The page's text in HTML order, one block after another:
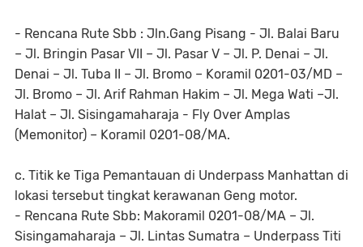
- Rencana Rute Sbb : Jln.Gang Pisang - Jl. Balai Baru
– Jl. Bringin Pasar VII – Jl. Pasar V – Jl. P. Denai – Jl.
Denai – Jl. Tuba II – Jl. Bromo – Koramil 0201-03/MD –
Jl. Bromo – Jl. Arif Rahman Hakim – Jl. Mega Wati –Jl.
Halat – Jl. Sisingamaharaja - Fly Over Amplas
(Memonitor) – Koramil 0201-08/MA.
c. Titik ke Tiga Pemantauan di Underpass Manhattan di
lokasi tersebut tingkat kerawanan Geng motor.
- Rencana Rute Sbb: Makoramil 0201-08/MA – Jl.
Sisingamaharaja – Jl. Lintas Sumatra – Underpass Titi